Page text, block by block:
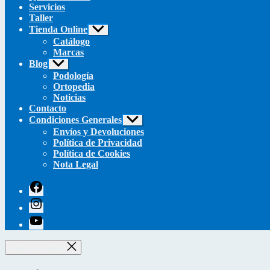
Servicios
Taller
Tienda Online Mostrar
el
Catálogo
Marcas
Blog Mostrar
el
submenú
Podología
Ortopedia
Noticias
Contacto
Condiciones Generales Mostrar
el
submenú
Envíos y Devoluciones
Política de Privacidad
Política de Cookies
Nota Legal
facebook
instagram
youtube